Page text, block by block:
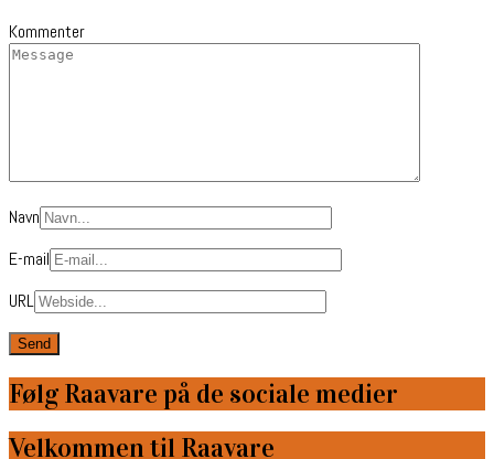
Kommenter
Navn
E-mail
URL
Følg Raavare på de sociale medier
Velkommen til Raavare